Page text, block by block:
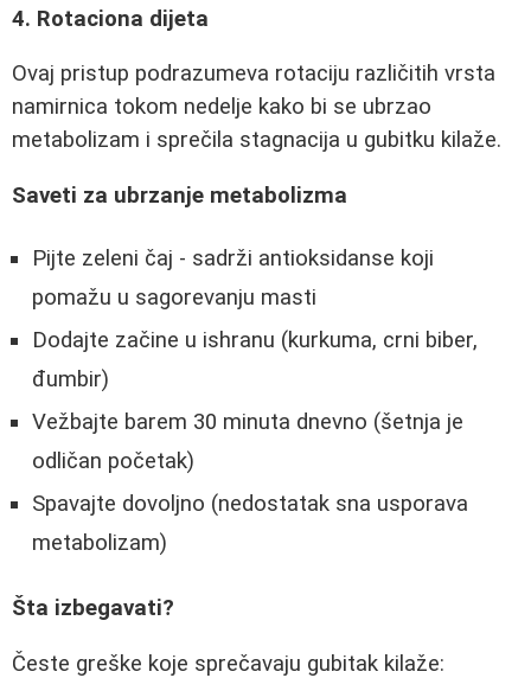
4. Rotaciona dijeta
Ovaj pristup podrazumeva rotaciju različitih vrsta
namirnica tokom nedelje kako bi se ubrzao
metabolizam i sprečila stagnacija u gubitku kilaže.
Saveti za ubrzanje metabolizma
Pijte zeleni čaj - sadrži antioksidanse koji
pomažu u sagorevanju masti
Dodajte začine u ishranu (kurkuma, crni biber,
đumbir)
Vežbajte barem 30 minuta dnevno (šetnja je
odličan početak)
Spavajte dovoljno (nedostatak sna usporava
metabolizam)
Šta izbegavati?
Česte greške koje sprečavaju gubitak kilaže: